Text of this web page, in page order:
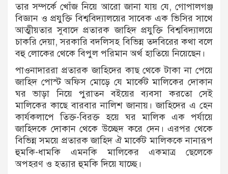
তার সম্পর্কে খোঁজ নিয়ে আরো জানা যায় যে, গোপালগঞ্জ
বিজ্ঞান ও প্রযুক্তি বিশ্ববিদ্যালয়ের সাবেক এক ভিসির সাথে
আত্মীয়তার সুবাদে প্রতারক জাহিদ প্রযুক্তি বিশ্ববিদ্যালয়ে
চাকরি দেয়া, সরকারি বদলিসহ বিভিন্ন তদবিরের কথা বলে
বহু লোকের থেকে বিপুল পরিমান অর্থ হাতিয়ে নিয়েছেন।
পাওনাদাররা প্রতারক জাহিদের কাছ থেকে টাকা না পেয়ে
জাহিদ পোস্ট অফিস মোড়ে যে মার্কেট মালিকের দোকান
ঘর ভাড়া নিয়ে পুরাতন বইয়ের ব্যবসা করতো সেই
মালিকের কাছে বারবার নালিশ জানায়। জাহিদের এ হেন
কার্যকলাপে তিক্ত-বিরক্ত হয়ে ঘর মালিক এক পর্যায়ে
জাহিদকে দোকান থেকে উচ্ছেদ করে দেন। এরপর থেকে
বিভিন্ন সময়ে প্রতারক জাহিদ ঐ মার্কেট মালিককে নানারূপ
হুমকি-ধামকি এমনকি মালিকের একমাত্র ছেলেকে
অপহরণ ও হত্যার হুমকি দিয়ে যাচ্ছে।